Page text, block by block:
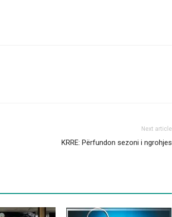
Next article
KRRE: Përfundon sezoni i ngrohjes